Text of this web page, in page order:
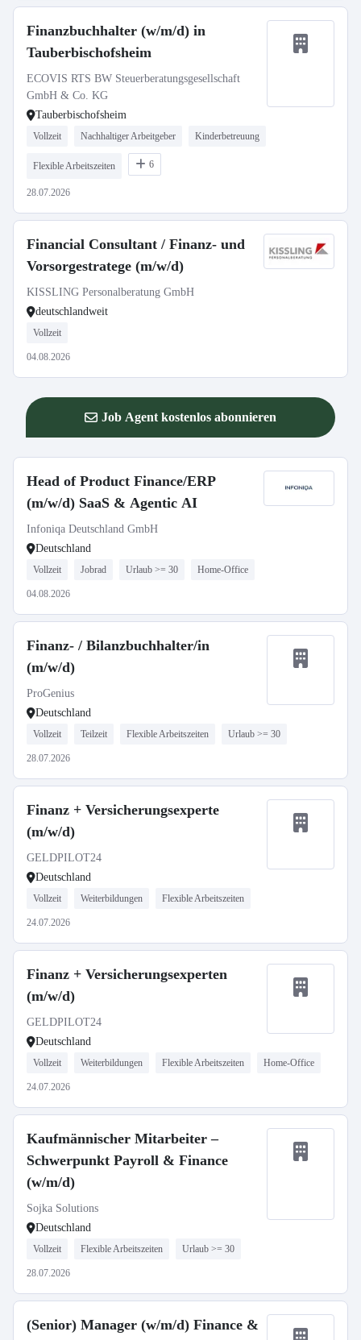
Finanzbuchhalter (w/m/d) in
Tauberbischofsheim
ECOVIS RTS BW Steuerberatungsgesellschaft
GmbH & Co. KG
Tauberbischofsheim
Vollzeit Nachhaltiger Arbeitgeber Kinderbetreuung
Flexible Arbeitszeiten 6
28.07.2026
Financial Consultant / Finanz- und
Vorsorgestratege (m/w/d)
KISSLING Personalberatung GmbH
deutschlandweit
Vollzeit
04.08.2026
Job Agent kostenlos abonnieren
Head of Product Finance/ERP
(m/w/d) SaaS & Agentic AI
Infoniqa Deutschland GmbH
Deutschland
Vollzeit Jobrad Urlaub >= 30 Home-Office
04.08.2026
Finanz- / Bilanzbuchhalter/in
(m/w/d)
ProGenius
Deutschland
Vollzeit Teilzeit Flexible Arbeitszeiten Urlaub >= 30
28.07.2026
Finanz + Versicherungsexperte
(m/w/d)
GELDPILOT24
Deutschland
Vollzeit Weiterbildungen Flexible Arbeitszeiten
24.07.2026
Finanz + Versicherungsexperten
(m/w/d)
GELDPILOT24
Deutschland
Vollzeit Weiterbildungen Flexible Arbeitszeiten Home-Office
24.07.2026
Kaufmännischer Mitarbeiter –
Schwerpunkt Payroll & Finance
(w/m/d)
Sojka Solutions
Deutschland
Vollzeit Flexible Arbeitszeiten Urlaub >= 30
28.07.2026
(Senior) Manager (w/m/d) Finance &